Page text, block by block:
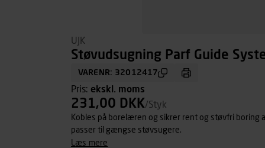
UJK
Støvudsugning Parf Guide
VARENR: 32012417
Pris: ekskl. moms
231,00 DKK/Styk
Kobles på borelæren og sikrer rent og støvfri boring
passer til gængse støvsugere.
læs mere